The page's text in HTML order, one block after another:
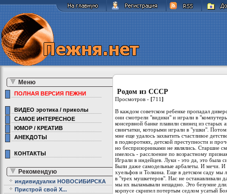
Меню
ПОЛНАЯ ВЕРСИЯ ПЕЖНИ
ВИДЕО эротика / приколы
САМОЕ ИНТЕРЕСНОЕ
ЮМОР / КРЕАТИВ
АНЕКДОТЫ
КОНТАКТЫ
Рекомендую
индивидуалки НОВОСИБИРСКА
Пристрой свой Х...
Родом из СССР
Просмотров - [711]
В каждом советском ребенке пропадал
они смотрели "видики" и играли в
консервной банке плавили свинец из старых
свинчатки, которыми играли в "ушки".
мне еще удалось захватить счастливое
в подворотнях, детской преступности и
но беспризорниками не являлись. Старшие
имелось - расслоение по возрастному
Играли в индейцев. Луки - это да, это была
Были даже самодельные арбалеты. И мечи. И
хуельфов и Толкина. Еще в детском саду мы
в "трех мушкетеров". Нас не останавливали
мы их выламывали нещадно. Это безумие
корпусе скрипел потертым седлом усатый